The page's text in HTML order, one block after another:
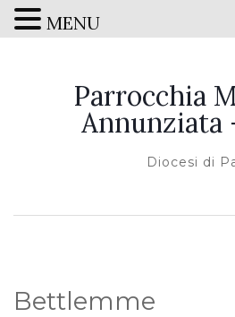
Parrocchia
Annunziata
Diocesi di
Bettlemme
MENU